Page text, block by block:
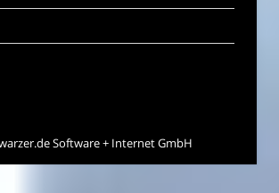
Software + Internet GmbH